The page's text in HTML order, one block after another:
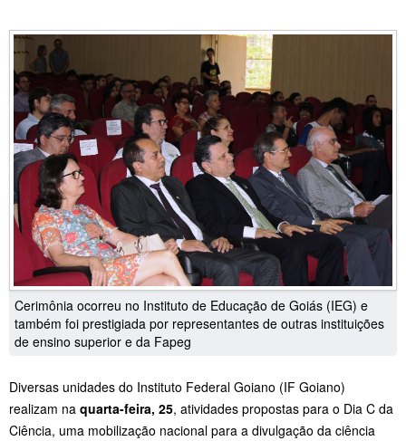
Cerimônia ocorreu no Instituto de Educação de Goiás (IEG) e
também foi prestigiada por representantes de outras instituições
de ensino superior e da Fapeg
Diversas unidades do Instituto Federal Goiano (IF Goiano)
realizam na quarta-feira, 25, atividades propostas para o Dia C da
Ciência, uma mobilização nacional para a divulgação da ciência